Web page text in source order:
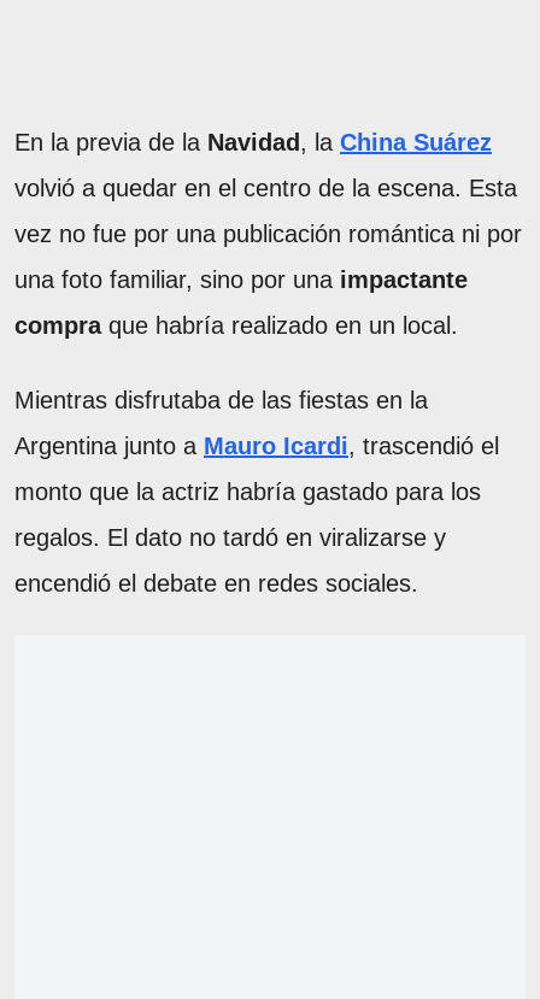
En la previa de la Navidad , la China Suárez
volvió a quedar en el centro de la escena. Esta
vez no fue por una publicación romántica ni por
una foto familiar, sino por una impactante
compraque habría realizado en un local.
Mientras disfrutaba de las fiestas en la
Argentina junto a Mauro Icardi, trascendió el
monto que la actriz habría gastado para los
regalos. El dato no tardó en viralizarse y
encendió el debate en redes sociales.